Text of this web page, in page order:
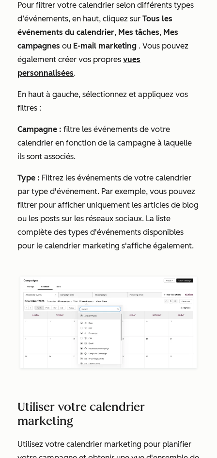
Pour filtrer votre calendrier selon différents types
d’événements, en haut, cliquez sur Tous les
événements du calendrier, Mes tâches, Mes
campagnes ou E-mail marketing . Vous pouvez
également créer vos propres vues
personnalisées.
En haut à gauche, sélectionnez et appliquez vos
filtres :
Campagne : filtre les événements de votre
calendrier en fonction de la campagne à laquelle
ils sont associés.
Type : Filtrez les événements de votre calendrier
par type d'événement. Par exemple, vous pouvez
filtrer pour afficher uniquement les articles de blog
ou les posts sur les réseaux sociaux. La liste
complète des types d'événements disponibles
pour le calendrier marketing s'affiche également.
Utiliser votre calendrier
marketing
Utilisez votre calendrier marketing pour planifier